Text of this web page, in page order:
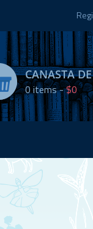
CANASTA
0items -$0